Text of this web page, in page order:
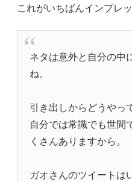
これがいちばんインプレ
ネタは意外と自分の中
ね。
引き出しからどうやっ
自分では常識でも世間
くさんありますから。
ガオさんのツイートは